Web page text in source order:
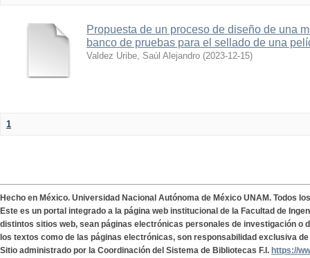
Propuesta de un proceso de diseño de una
banco de pruebas para el sellado de una
Valdez Uribe, Saúl Alejandro (2023-12-15)
1
Hecho en México. Universidad Nacional Autónoma de México UNAM. Todos
Este es un portal integrado a la página web institucional de la Facultad de
distintos sitios web, sean páginas electrónicas personales de investigación o
los textos como de las páginas electrónicas, son responsabilidad exclusiva
Sitio administrado por la Coordinación del Sistema de Bibliotecas F.I. https://